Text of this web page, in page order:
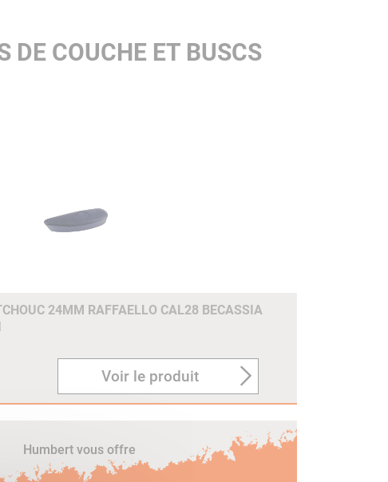
DE COUCHE ET BUSCS
24MM RAFFAELLO CAL28 BECASSIA
Voir le produit
Humbert vous offre